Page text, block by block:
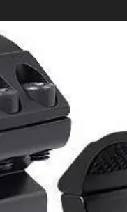
ΝΕΕΣ ΑΦΙΞΕΙΣ
ΑΕΡΟΒΟΛΑ –